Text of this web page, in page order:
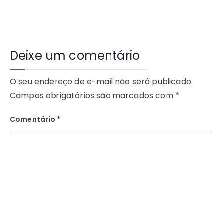
Deixe um comentário
O seu endereço de e-mail não será publicado.
Campos obrigatórios são marcados com *
Comentário *